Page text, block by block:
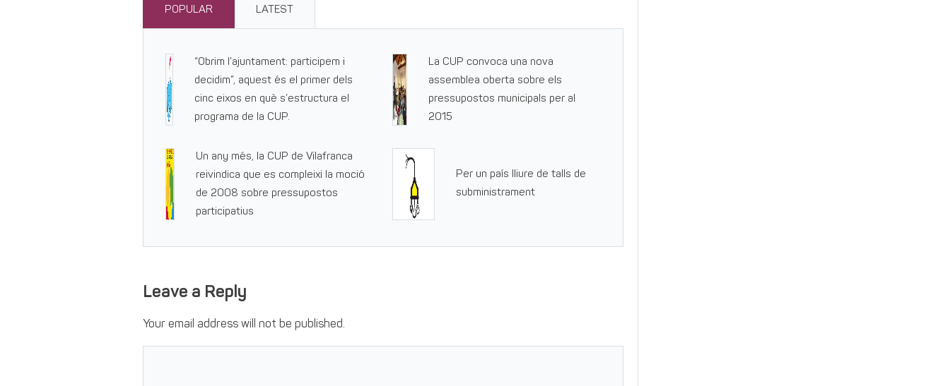
POPULAR LATEST
“Obrim l’ajuntament: participem i
decidim”, aquest és el primer dels
cinc eixos en què s’estructura el
programa de la CUP.
La CUP convoca una nova
assemblea oberta sobre els
pressupostos municipals per al
2015
Un any més, la CUP de Vilafranca
reivindica que es compleixi la moció
de 2008 sobre pressupostos
participatius
Per un país lliure de talls de
subministrament
Leave a Reply
Your email address will not be published.